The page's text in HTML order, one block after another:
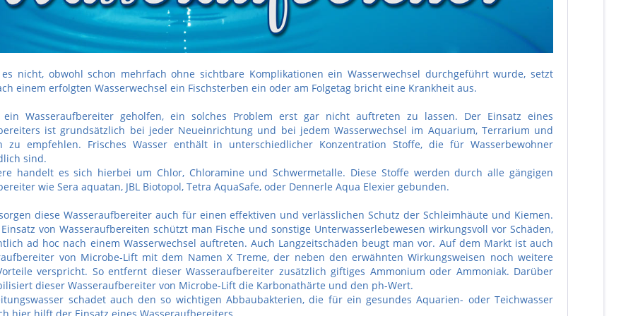
nicht, obwohl schon mehrfach ohne sichtbare Komplikationen ein Wasserwechsel durchgeführt wurde, setzt
einem erfolgten Wasserwechsel ein Fischsterben ein oder am Folgetag bricht eine Krankheit aus.
Wasseraufbereiter geholfen, ein solches Problem erst gar nicht auftreten zu lassen. Der Einsatz eines
ist grundsätzlich bei jeder Neueinrichtung und bei jedem Wasserwechsel im Aquarium, Terrarium und
zu empfehlen. Frisches Wasser enthält in unterschiedlicher Konzentration Stoffe, die für Wasserbewohner
sind.
handelt es sich hierbei um Chlor, Chloramine und Schwermetalle. Diese Stoffe werden durch alle gängigen
wie Sera aquatan, JBL Biotopol, Tetra AquaSafe, oder Dennerle Aqua Elexier gebunden.
diese Wasseraufbereiter auch für einen effektiven und verlässlichen Schutz der Schleimhäute und Kiemen.
von Wasseraufbereiten schützt man Fische und sonstige Unterwasserlebewesen wirkungsvoll vor Schäden,
ad hoc nach einem Wasserwechsel auftreten. Auch Langzeitschäden beugt man vor. Auf dem Markt ist auch
von Microbe-Lift mit dem Namen X Treme, der neben den erwähnten Wirkungsweisen noch weitere
verspricht. So entfernt dieser Wasseraufbereiter zusätzlich giftiges Ammonium oder Ammoniak. Darüber
dieser Wasseraufbereiter von Microbe-Lift die Karbonathärte und den ph-Wert.
schadet auch den so wichtigen Abbaubakterien, die für ein gesundes Aquarien- oder Teichwasser
hier hilft der Einsatz eines Wasseraufbereiters.